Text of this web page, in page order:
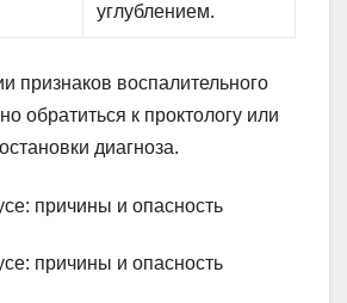
углублением.
признаков воспалительного
обратиться к проктологу или
диагноза.